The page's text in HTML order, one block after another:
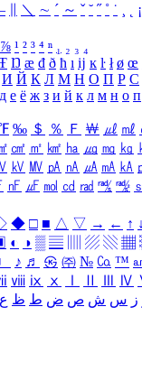
＼ ∼ ´ ～ ˇ ˘ ˝ ˚ ˙ ¸ ¡
⅞ ¹ ² ³ ⁴ ⁿ ₁ ₂ ₃ ₄
Ŋ æ đ ð ħ ı ĳ ĸ ŀ ł ø œ
И Й К Л М Н О П Р С
д е ё ж з и й к л м н о п
‰ ＄ ％ Ｆ ￦ ㎕ ㎖
㎠ ㎡ ㎢ ㏊ ㎍ ㎎ ㎏
㎸ ㎹ ㎀ ㎁ ㎂ ㎃ ㎄
㎋ ㎌ ㏖ ㏅ ㎭ ㎮ ㎯
◆ □ ■ △ ▽ → ← ↑ ↓
◐ ◑ ▒ ▤ ▨ ▧ ▦
♪ ♬ ㉿ ㈜ № ㏇ ™
ⅷ ⅸ ⅹ Ⅳ
ز س ش ص ض ط ظ ع